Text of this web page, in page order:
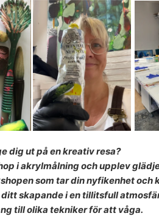
dig ut på en kreativ resa?
i akrylmålning och upplev
som tar din nyfikenhet och
skapande i en tillitsfull
till olika tekniker för att våga.